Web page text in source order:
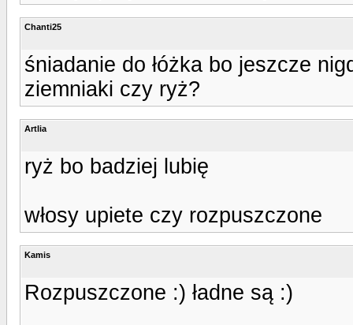
Chanti25
śniadanie do łóżka bo jeszcze
ziemniaki czy ryż?
Artlia
ryż bo badziej lubię
włosy upiete czy rozpuszczone
Kamis
Rozpuszczone :) ładne są :)